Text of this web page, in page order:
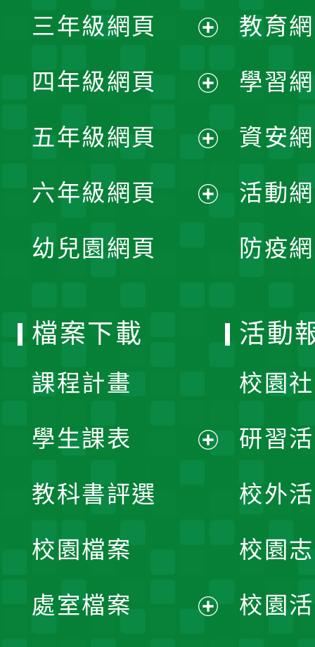
選
單
開
選
單
三年級網頁
開
選
單
四年級網頁
開
選
五年級網頁
開
六年級網頁
幼兒園網頁
教育
學習
資安
活動
防疫
檔案下載
課程計畫
學生課表
單
教科書評選
校園檔案
處室檔案
活動
校園
研習
校外
校園
校園